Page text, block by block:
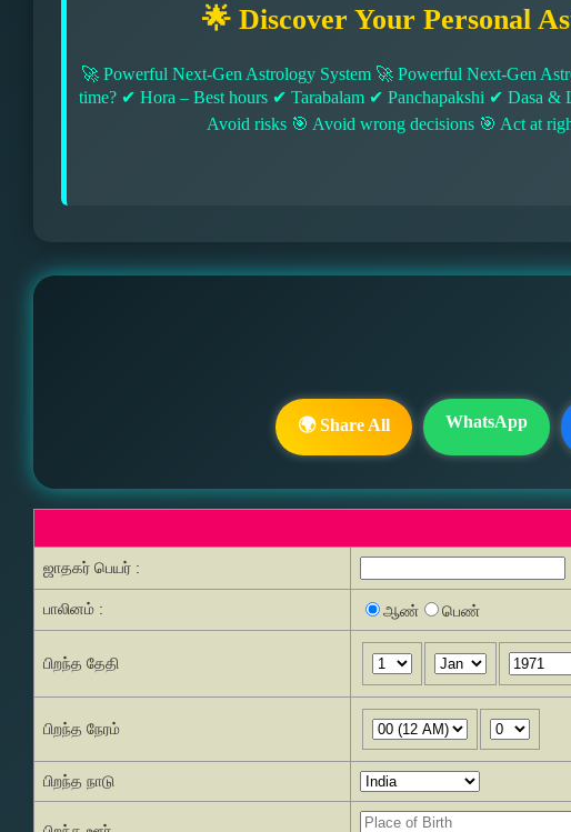
🌟 Discover Your Personal
🚀 Powerful Next-Gen Astrology System 🚀 Powerful Next-Gen
time? ✔ Hora – Best hours ✔ Tarabalam ✔ Panchapakshi ✔ Dasa
Avoid risks 🎯 Avoid wrong decisions 🎯 Act at
🌍 Share All WhatsApp
ஜாதகர் பெயர் :
பாலினம் : ஆண் பெண்
பிறந்த தேதி
பிறந்த நேரம்
பிறந்த நாடு